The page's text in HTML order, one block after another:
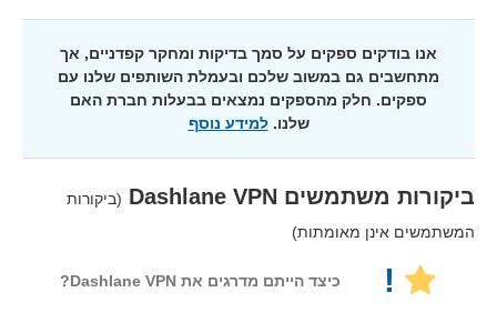
אנו בודקים ספקים על סמך בדיקות ומחקר קפדניים, אך
מתחשבים גם במשוב שלכם ובעמלת השותפים שלנו עם
ספקים. חלק מהספקים נמצאים בבעלות חברת האם
שלנו.למידע נוסף
ביקורות משתמשים Dashlane VPN (ביקורות
המשתמשים אינן מאומתות)
! כיצד הייתם מדרגים את Dashlane VPN?